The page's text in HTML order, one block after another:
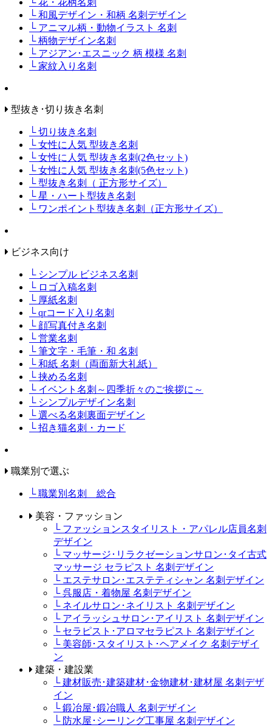
└ 和風デザイン・和柄 名刺デザイン
└ アニマル柄・動物イラスト 名刺
└ 柄物デザイン名刺
└ アジアン･エスニック 柄 模様 名刺
└ 家紋入り名刺
型抜き･切り抜き名刺
└ 切り抜き名刺
└ 女性に人気 型抜き名刺
└ 女性に人気 型抜き名刺(2色セット)
└ 女性に人気 型抜き名刺(5色セット)
└ 型抜き名刺（ 正方形サイズ）
└ 星・ハート型抜き名刺
└ ワンポイント型抜き名刺（正方形サイズ）
ビジネス向け
└ シンプル ビジネス名刺
└ ロゴ入稿名刺
└ 厚紙名刺
└ qrコード入り名刺
└ 顔写真付き名刺
└ 営業名刺
└ 筆文字・毛筆・和 名刺
└ 和紙 名刺（両面新大礼紙）
└ 挟める名刺
└ イベント名刺～四季折々のご挨拶に～
└ シンプルデザイン名刺
└ 選べる名刺裏面デザイン
└ 招き猫名刺・カード
職業別で選ぶ
└ 職業別名刺 総合
美容・ファッション
└ ファッションスタイリスト・アパレル店員名刺
デザイン
└ マッサージ･リラクゼーションサロン･タイ古式
マッサージ セラピスト 名刺デザイン
└ エステサロン･エステティシャン 名刺デザイン
└ 呉服店・着物屋 名刺デザイン
└ ネイルサロン･ネイリスト 名刺デザイン
└ アイラッシュサロン･アイリスト 名刺デザイン
└ セラピスト･アロマセラピスト 名刺デザイン
└ 美容師･スタイリスト･ヘアメイク 名刺デザイ
ン
建築・建設業
└ 建材販売･建築建材･金物建材･建材屋 名刺デザ
イン
└ 鍛冶屋･鍛冶職人 名刺デザイン
└ 防水屋･シーリング工事屋 名刺デザイン